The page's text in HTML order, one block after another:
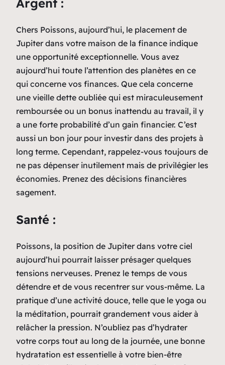
Chers Poissons, aujourd’hui, le placement de
Jupiter dans votre maison de la finance indique
une opportunité exceptionnelle. Vous avez
aujourd’hui toute l’attention des planètes en ce
qui concerne vos finances. Que cela concerne
une vieille dette oubliée qui est miraculeusement
remboursée ou un bonus inattendu au travail, il y
a une forte probabilité d’un gain financier. C’est
aussi un bon jour pour investir dans des projets à
long terme. Cependant, rappelez-vous toujours de
ne pas dépenser inutilement mais de privilégier les
économies. Prenez des décisions financières
sagement.
Santé :
Poissons, la position de Jupiter dans votre ciel
aujourd’hui pourrait laisser présager quelques
tensions nerveuses. Prenez le temps de vous
détendre et de vous recentrer sur vous-même. La
pratique d’une activité douce, telle que le yoga ou
la méditation, pourrait grandement vous aider à
relâcher la pression. N’oubliez pas d’hydrater
votre corps tout au long de la journée, une bonne
hydratation est essentielle à votre bien-être